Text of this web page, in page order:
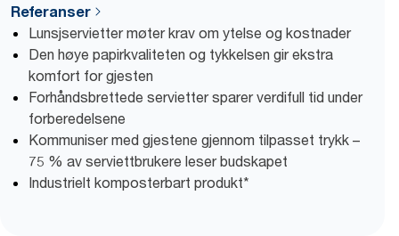
Referanser
Lunsjservietter møter krav om ytelse og kostnader
Den høye papirkvaliteten og tykkelsen gir ekstra
komfort for gjesten
Forhåndsbrettede servietter sparer verdifull tid under
forberedelsene
Kommuniser med gjestene gjennom tilpasset trykk –
75 % av serviettbrukere leser budskapet
Industrielt komposterbart produkt*